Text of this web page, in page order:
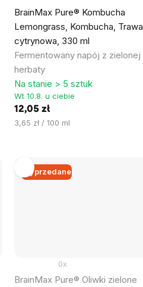
BrainMax Pure® Kombucha
Lemongrass, Kombucha, Trawa
cytrynowa, 330 ml
Fermentowany napój z zielonej
herbaty
Na stanie > 5 sztuk
Wt 10.8. u ciebie
12,05 zł
Cena
3,65 zł / 100 ml
Wyprzedane
BrainMax Pure® Oliwki zielone
0x